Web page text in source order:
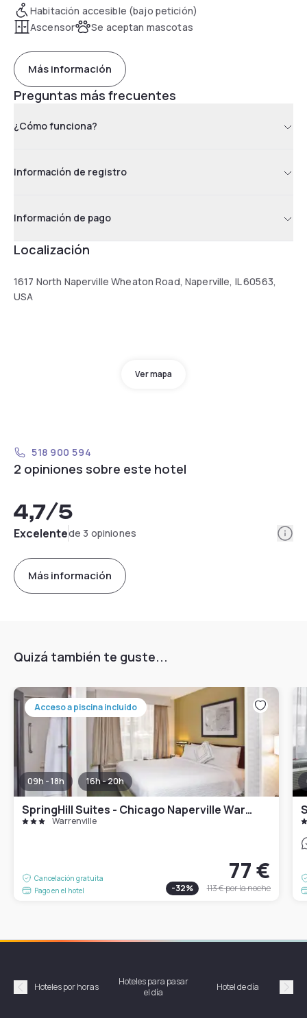
Habitación accesible (bajo petición)
Ascensor
Se aceptan mascotas
Más información
Preguntas más frecuentes
¿Cómo funciona?
Información de registro
Información de pago
Localización
1617 North Naperville Wheaton Road, Naperville, IL 60563,
USA
Ver mapa
518 900 594
2 opiniones sobre este hotel
4,7/5
Excelentede 3 opiniones
Más información
Quizá también te guste...
Acceso a piscina incluido
09h - 18h 16h - 20h
SpringHill Suites - Chicago Naperville Warrenville
Warrenville
Cancelación gratuita
Pago en el hotel
77 €
-32% 113 €por la noche
Précédent
Hoteles por horas
Hoteles para pasar
el día
Hotel de día